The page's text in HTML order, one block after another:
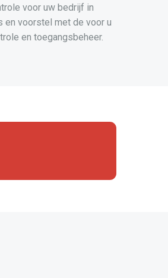
voor uw bedrijf in
en voorstel met de voor u
en toegangsbeheer.